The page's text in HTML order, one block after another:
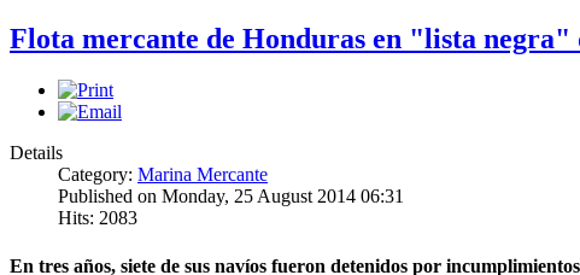
Flota mercante de Honduras en "lista
Details
Category: Marina Mercante
Published on Monday, 25 August 2014 06:31
Hits: 2083
En tres años, siete de sus navíos fueron detenidos por